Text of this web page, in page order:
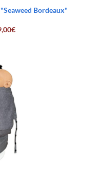
Bordeaux"
€Aktueller